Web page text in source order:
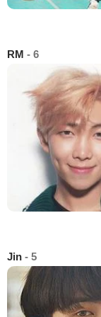
RM - 6
Jin - 5